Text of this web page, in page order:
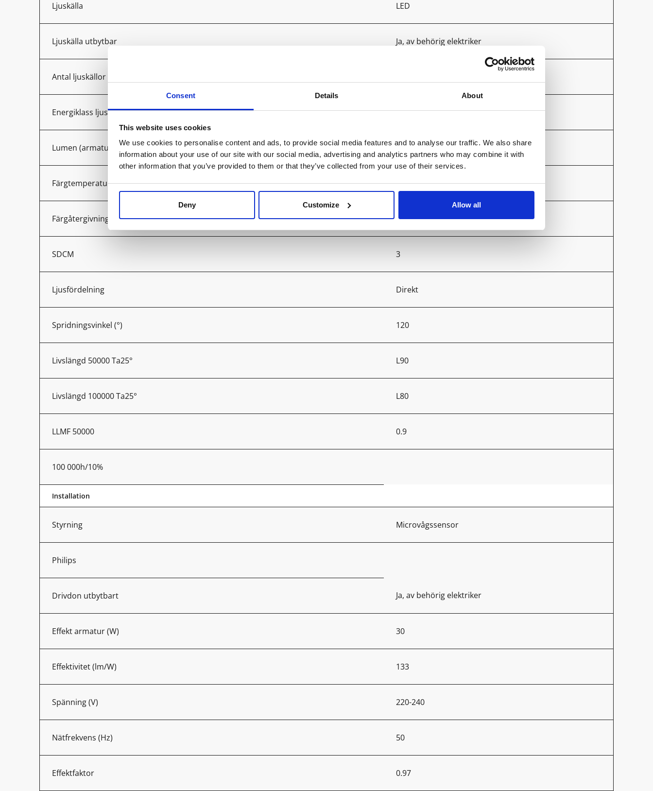
Consent Details About
This website uses cookies
We use cookies to personalise content and ads, to provide social media features and to analyse our traffic. We also share
information about your use of our site with our social media, advertising and analytics partners who may combine it with
other information that you’ve provided to them or that they’ve collected from your use of their services.
Deny Customize Allow all
Ljuskälla LED
Ljuskälla utbytbar Ja, av behörig elektriker
Antal ljuskällor
Energiklass ljuskälla C
Lumen (armatur) 4000
Färgtemperatur (K) 3000
Färgåtergivning (Ra) >80
SDCM 3
Ljusfördelning Direkt
Spridningsvinkel (°) 120
Livslängd 50000 Ta25° L90
Livslängd 100000 Ta25° L80
LLMF 50000 0.9
100 000h/10%
Installation
Styrning Microvågssensor
Philips
Drivdon utbytbart Ja, av behörig elektriker
Effekt armatur (W) 30
Effektivitet (lm/W) 133
Spänning (V) 220-240
Nätfrekvens (Hz) 50
Effektfaktor 0.97